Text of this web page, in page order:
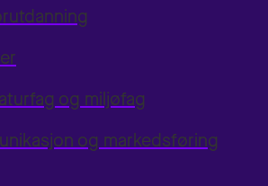
og miljøfag
og markedsføring